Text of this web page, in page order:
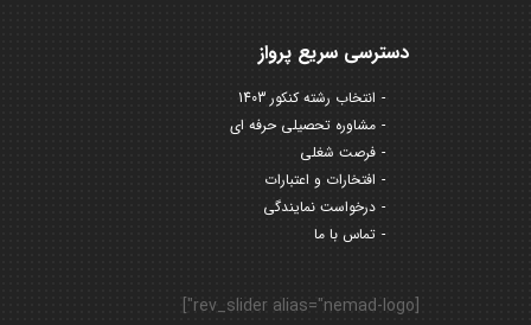
دسترسی سریع پرواز
انتخاب رشته کنکور 1403
مشاوره تحصیلی حرفه ای
فرصت شغلی
افتخارات و اعتبارات
درخواست نمایندگی
تماس با ما
[rev_slider alias="nemad-logo"]